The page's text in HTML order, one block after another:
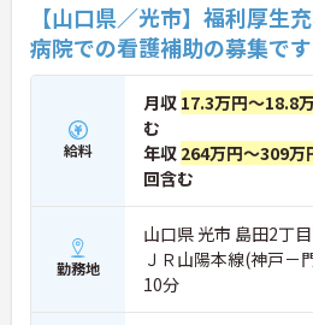
【山口県／光市】福利厚
病院での看護補助の募集で
給料
月収 17.3万円～18.8
む
年収 264万円～309万
回含む
勤務地
山口県 光市 島田2丁
ＪＲ山陽本線(神戸－
10分